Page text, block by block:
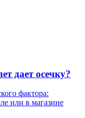
дает осечку?
фактора:
или в магазине